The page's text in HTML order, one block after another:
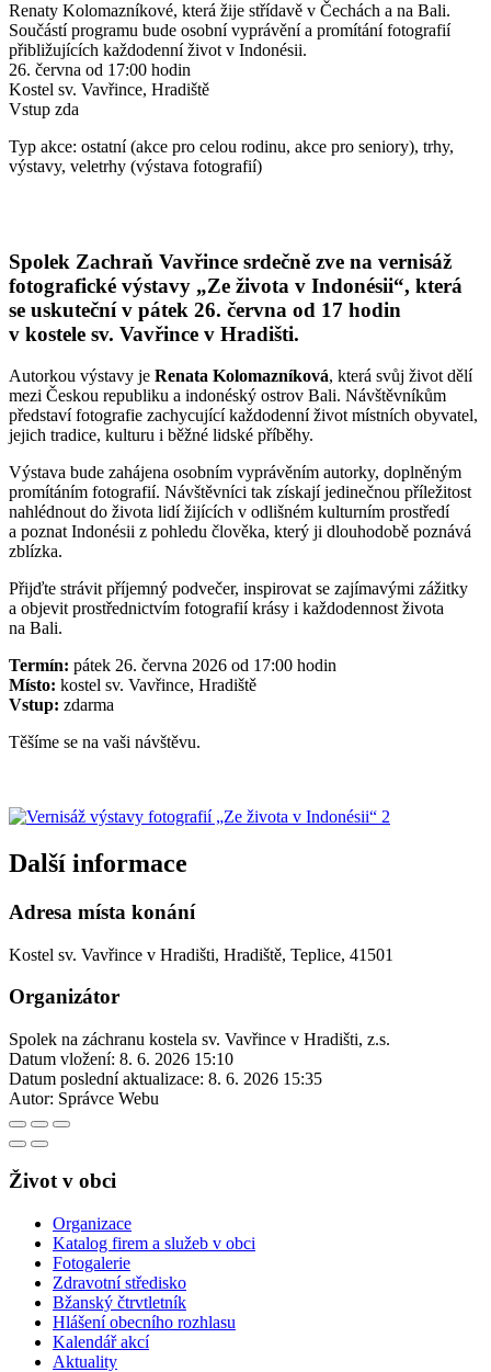
Renaty Kolomazníkové, která žije střídavě v Čechách a na Bali.
Součástí programu bude osobní vyprávění a promítání fotografií
přibližujících každodenní život v Indonésii.
26. června od 17:00 hodin
Kostel sv. Vavřince, Hradiště
Vstup zda
Typ akce: ostatní (akce pro celou rodinu, akce pro seniory), trhy,
výstavy, veletrhy (výstava fotografií)
Spolek Zachraň Vavřince srdečně zve na vernisáž
fotografické výstavy „Ze života v Indonésii“, která
se uskutečnív pátek 26. června od 17 hodin
v kostele sv. Vavřince v Hradišti.
Autorkou výstavy je Renata Kolomazníková, která svůj život dělí
mezi Českou republiku a indonéský ostrov Bali. Návštěvníkům
představí fotografie zachycující každodenní život místních obyvatel,
jejich tradice, kulturu i běžné lidské příběhy.
Výstava bude zahájena osobním vyprávěním autorky, doplněným
promítáním fotografií. Návštěvníci tak získají jedinečnou příležitost
nahlédnout do života lidí žijících v odlišném kulturním prostředí
a poznat Indonésii z pohledu člověka, který ji dlouhodobě poznává
zblízka.
Přijďte strávit příjemný podvečer, inspirovat se zajímavými zážitky
a objevit prostřednictvím fotografií krásy i každodennost života
na Bali.
Termín: pátek 26. června 2026 od 17:00 hodin
Místo: kostel sv. Vavřince, Hradiště
Vstup: zdarma
Těšíme se na vaši návštěvu.
Další informace
Adresa místa konání
Kostel sv. Vavřince v Hradišti, Hradiště, Teplice, 41501
Organizátor
Spolek na záchranu kostela sv. Vavřince v Hradišti, z.s.
Datum vložení: 8. 6. 2026 15:10
Datum poslední aktualizace: 8. 6. 2026 15:35
Autor: Správce Webu
Život v obci
Organizace
Katalog firem a služeb v obci
Fotogalerie
Zdravotní středisko
Bžanský čtrvtletník
Hlášení obecního rozhlasu
Kalendář akcí
Aktuality